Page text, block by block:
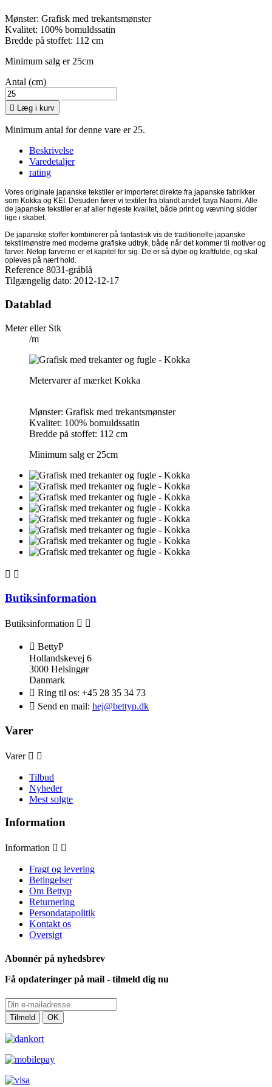
Mønster: Grafisk med trekantsmønster
Kvalitet: 100% bomuldssatin
Bredde på stoffet: 112 cm
Minimum salg er 25cm
Antal (cm)
 Læg i kurv
Minimum antal for denne vare er 25.
Beskrivelse
Varedetaljer
rating
Vores originale japanske tekstiler er importeret direkte fra japanske fabrikker
som Kokka og KEI. Desuden fører vi textiler fra blandt andet Itaya Naomi. Alle
de japanske tekstiler er af aller højeste kvalitet, både print og vævning sidder
lige i skabet.
De japanske stoffer kombinerer på fantastisk vis de traditionelle japanske
tekstilmønstre med moderne grafiske udtryk, både når det kommer til motiver og
farver. Netop farverne er et kapitel for sig. De er så dybe og kraftfulde, og skal
opleves på nært hold.
Reference 8031-gråblå
Tilgængelig dato: 2012-12-17
Datablad
Meter eller Stk
/m
Metervarer af mærket Kokka
Mønster: Grafisk med trekantsmønster
Kvalitet: 100% bomuldssatin
Bredde på stoffet: 112 cm
Minimum salg er 25cm
 
Butiksinformation
Butiksinformation  
 BettyP
Hollandskevej 6
3000 Helsingør
Danmark
 Ring til os: +45 28 35 34 73
 Send en mail: hej@bettyp.dk
Varer
Varer  
Tilbud
Nyheder
Mest solgte
Information
Information  
Fragt og levering
Betingelser
Om Bettyp
Returnering
Persondatapolitik
Kontakt os
Oversigt
Abonnér på nyhedsbrev
Få opdateringer på mail - tilmeld dig nu